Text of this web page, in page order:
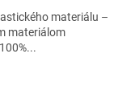
materiálu –
materiálom